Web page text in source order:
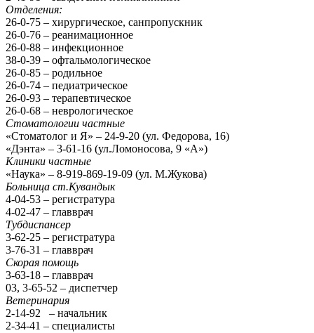
Отделения:
26-0-75 – хирургическое, санпропускник
26-0-76 – реанимационное
26-0-88 – инфекционное
38-0-39 – офтальмологическое
26-0-85 – родильное
26-0-74 – педиатрическое
26-0-93 – терапевтическое
26-0-68 – неврологическое
Стоматологии частные
«Стоматолог и Я» – 24-9-20 (ул. Федорова, 16)
«Дэнта» – 3-61-16 (ул.Ломоносова, 9 «А»)
Клиники частные
«Наука» – 8-919-869-19-09 (ул. М.Жукова)
Больница ст.Кувандык
4-04-53 – регистратура
4-02-47 – главврач
Тубдиспансер
3-62-25 – регистратура
3-76-31 – главврач
Скорая помощь
3-63-18 – главврач
03, 3-65-52 – диспетчер
Ветеринария
2-14-92 – начальник
2-34-41 – специалисты